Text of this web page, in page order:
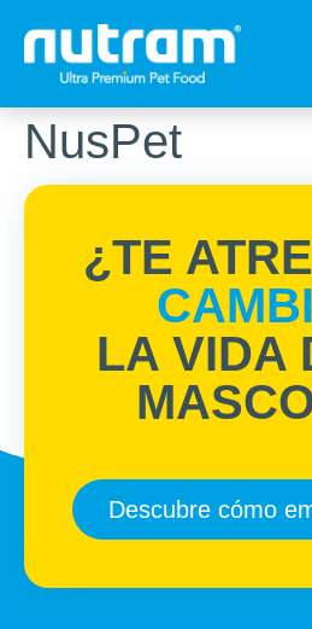
NusPet
¿TE
LA VIDA
Descubre cómo